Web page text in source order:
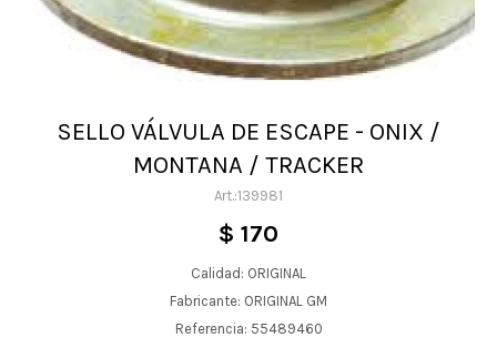
SELLO VÁLVULA DE ESCAPE - ONIX /
MONTANA / TRACKER
139981
$ 170
Calidad: ORIGINAL
Fabricante: ORIGINAL GM
Referencia: 55489460